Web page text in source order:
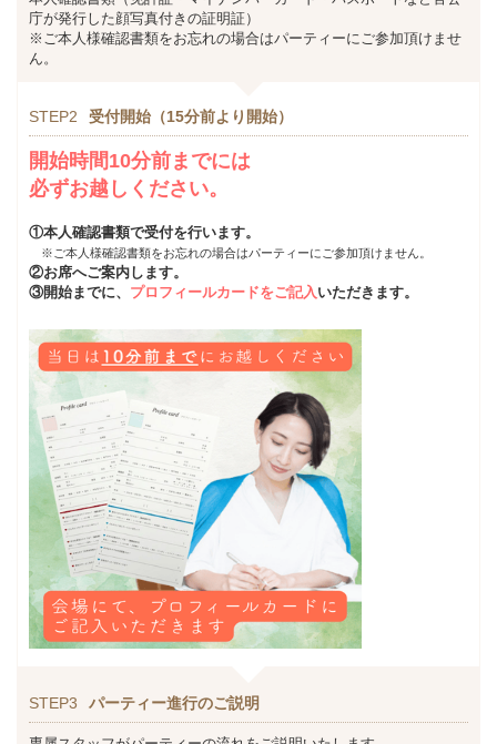
庁が発行した顔写真付きの証明証）
※ご本人様確認書類をお忘れの場合はパーティーにご参加頂けませ
ん。
STEP2 受付開始（15分前より開始）
開始時間10分前までには
必ずお越しください。
①本人確認書類で受付を行います。
※ご本人様確認書類をお忘れの場合はパーティーにご参加頂けません。
②お席へご案内します。
③開始までに、 プロフィールカードをご記入 いただきます。
STEP3 パーティー進行のご説明